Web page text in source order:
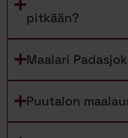
pitkään?
Maalari
Puutalon